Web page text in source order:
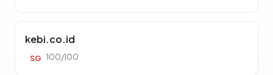
kebi.co.id
SG 100/100